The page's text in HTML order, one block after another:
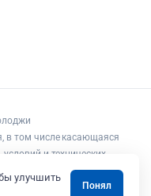
в том числе касающаяся
и технических
стоимости товаров и
при каких условиях не
улучшить
Понял